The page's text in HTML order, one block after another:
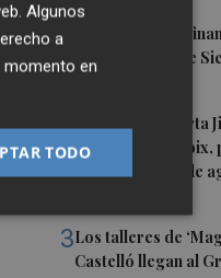
1
Levantan el
castellonense de
2Juan Tallón, Marta
Evaristo Valls
programación de
3Los talleres de
Castelló llegan al
Algunos
a
momento en
TODO